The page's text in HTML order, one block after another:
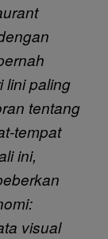
lini paling
tentang
tempat
ini,
visual